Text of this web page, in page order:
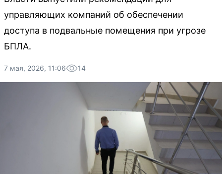
управляющих компаний об обеспечении
доступа в подвальные помещения при угрозе
БПЛА.
7 мая, 2026, 11:06 14